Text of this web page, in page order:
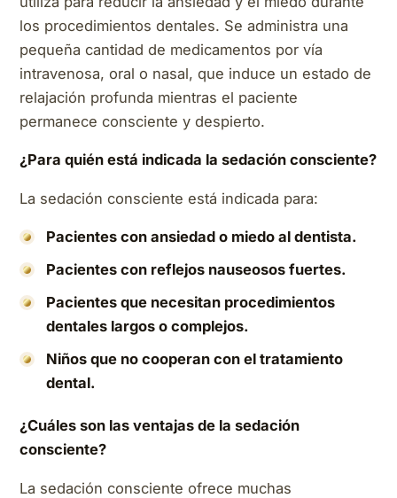
los procedimientos dentales. Se administra una
pequeña cantidad de medicamentos por vía
intravenosa, oral o nasal, que induce un estado de
relajación profunda mientras el paciente
permanece consciente y despierto.
¿Para quién está indicada la sedación consciente?
La sedación consciente está indicada para:
Pacientes con ansiedad o miedo al dentista.
Pacientes con reflejos nauseosos fuertes.
Pacientes que necesitan procedimientos
dentales largos o complejos.
Niños que no cooperan con el tratamiento
dental.
¿Cuáles son las ventajas de la sedación
consciente?
La sedación consciente ofrece muchas